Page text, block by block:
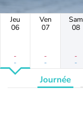
Jeu
06
-
-
Ven
07
-
-
Sam
08
-
-
Journée